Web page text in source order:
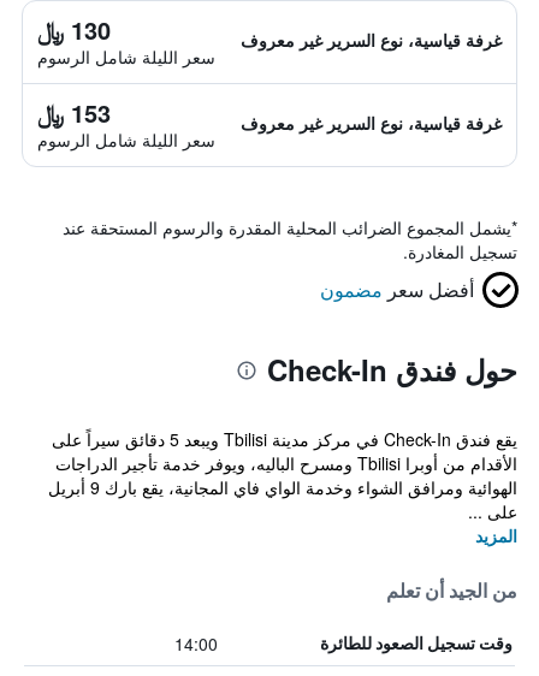
غرفة قياسية، نوع السرير غير معروف 130 ﷼
سعر الليلة شامل الرسوم
غرفة قياسية، نوع السرير غير معروف 153 ﷼
سعر الليلة شامل الرسوم
*يشمل المجموع الضرائب المحلية المقدرة والرسوم المستحقة عند
تسجيل المغادرة.
أفضل سعر مضمون
حول فندق Check-In
يقع فندق Check-In في مركز مدينة Tbilisi ويبعد 5 دقائق سيراً على
الأقدام من أوبرا Tbilisi ومسرح الباليه، ويوفر خدمة تأجير الدراجات
الهوائية ومرافق الشواء وخدمة الواي فاي المجانية، يقع بارك 9 أبريل
على ...
المزيد
من الجيد أن تعلم
وقت تسجيل الصعود للطائرة 14:00